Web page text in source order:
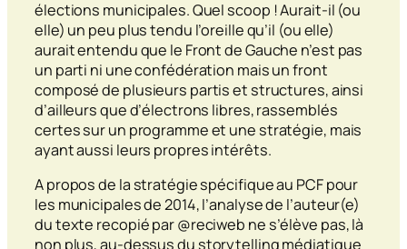
élections municipales. Quel scoop ! Aurait-il (ou
elle) un peu plus tendu l’oreille qu’il (ou elle)
aurait entendu que le Front de Gauche n’est pas
un parti ni une confédération mais un front
composé de plusieurs partis et structures, ainsi
d’ailleurs que d’électrons libres, rassemblés
certes sur un programme et une stratégie, mais
ayant aussi leurs propres intérêts.
A propos de la stratégie spécifique au PCF pour
les municipales de 2014, l’analyse de l’auteur(e)
du texte recopié par @reciweb ne s’élève pas, là
non plus, au-dessus du storytellingmédiatique